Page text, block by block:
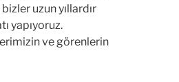
uzun yıllardır
yapıyoruz.
ve görenlerin